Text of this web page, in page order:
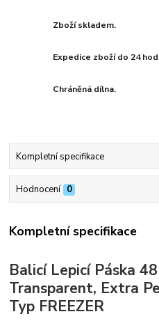
Zboží skladem.
Expedice zboží do 24
Chráněná dílna.
Kompletní specifikace
Hodnocení 0
Kompletní specifikace
Balicí Lepicí Páska
Transparent, Extra
Typ FREEZER